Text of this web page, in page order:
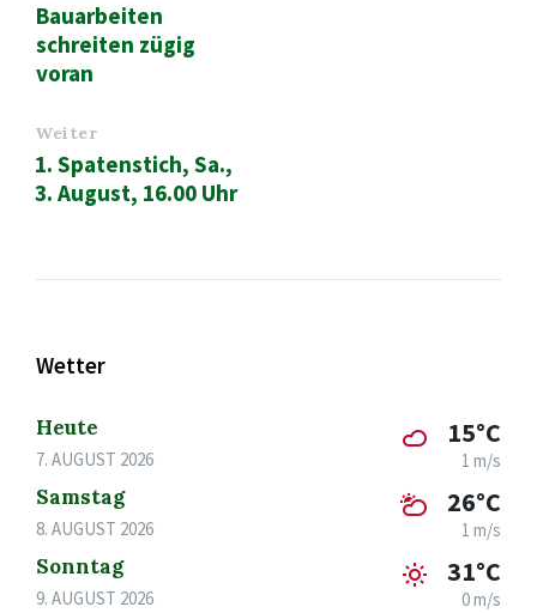
Bauarbeiten
schreiten zügig
voran
Weiter
1. Spatenstich, Sa.,
3. August, 16.00 Uhr
Wetter
Heute
7. AUGUST 2026
15°C
1 m/s
Samstag
8. AUGUST 2026
26°C
1 m/s
Sonntag
9. AUGUST 2026
31°C
0 m/s